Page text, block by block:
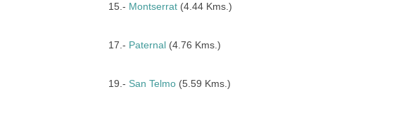
15.- Montserrat(4.44 Kms.)
17.- Paternal(4.76 Kms.)
19.- San Telmo(5.59 Kms.)